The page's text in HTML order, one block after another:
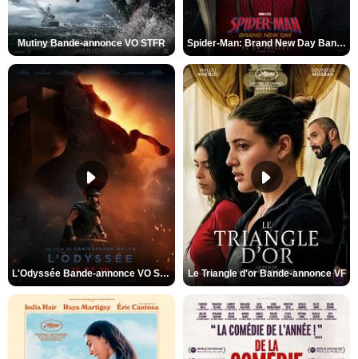
Mutiny Bande-annonce VO STFR Spider-Man: Brand New Day Bande-annonce VO STFR
L'Odyssée Bande-annonce VO STFR Le Triangle d'or Bande-annonce VF